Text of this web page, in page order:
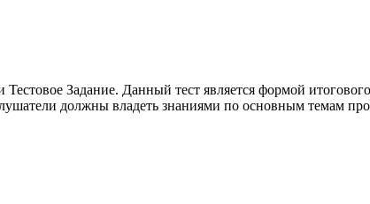
Задание. Данный тест является формой
должны владеть знаниями по основным темам